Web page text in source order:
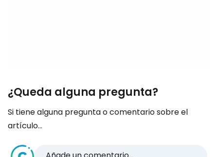
¿Queda alguna pregunta?
Si tiene alguna pregunta o comentario sobre el
artículo...